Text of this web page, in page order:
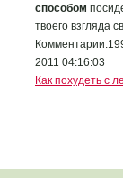
способом
твоего взгляда
2011 04:16:03
Как похудеть с